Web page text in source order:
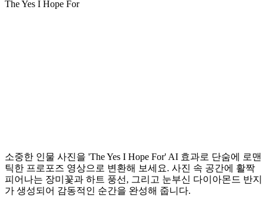
The Yes I Hope For
소중한 인물 사진을 'The Yes I Hope For' AI 효과로 단숨에 로맨
틱한 프로포즈 영상으로 변환해 보세요. 사진 속 공간에 활짝
피어나는 장미꽃과 하트 풍선, 그리고 눈부신 다이아몬드 반지
가 생성되어 감동적인 순간을 완성해 줍니다.